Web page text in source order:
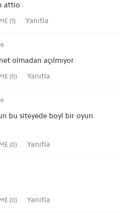
attio
(1) Yanıtla
olmadan açılmıyor
(0) Yanıtla
bu siteyede boyl bir oyun
(0) Yanıtla
(0) Yanıtla